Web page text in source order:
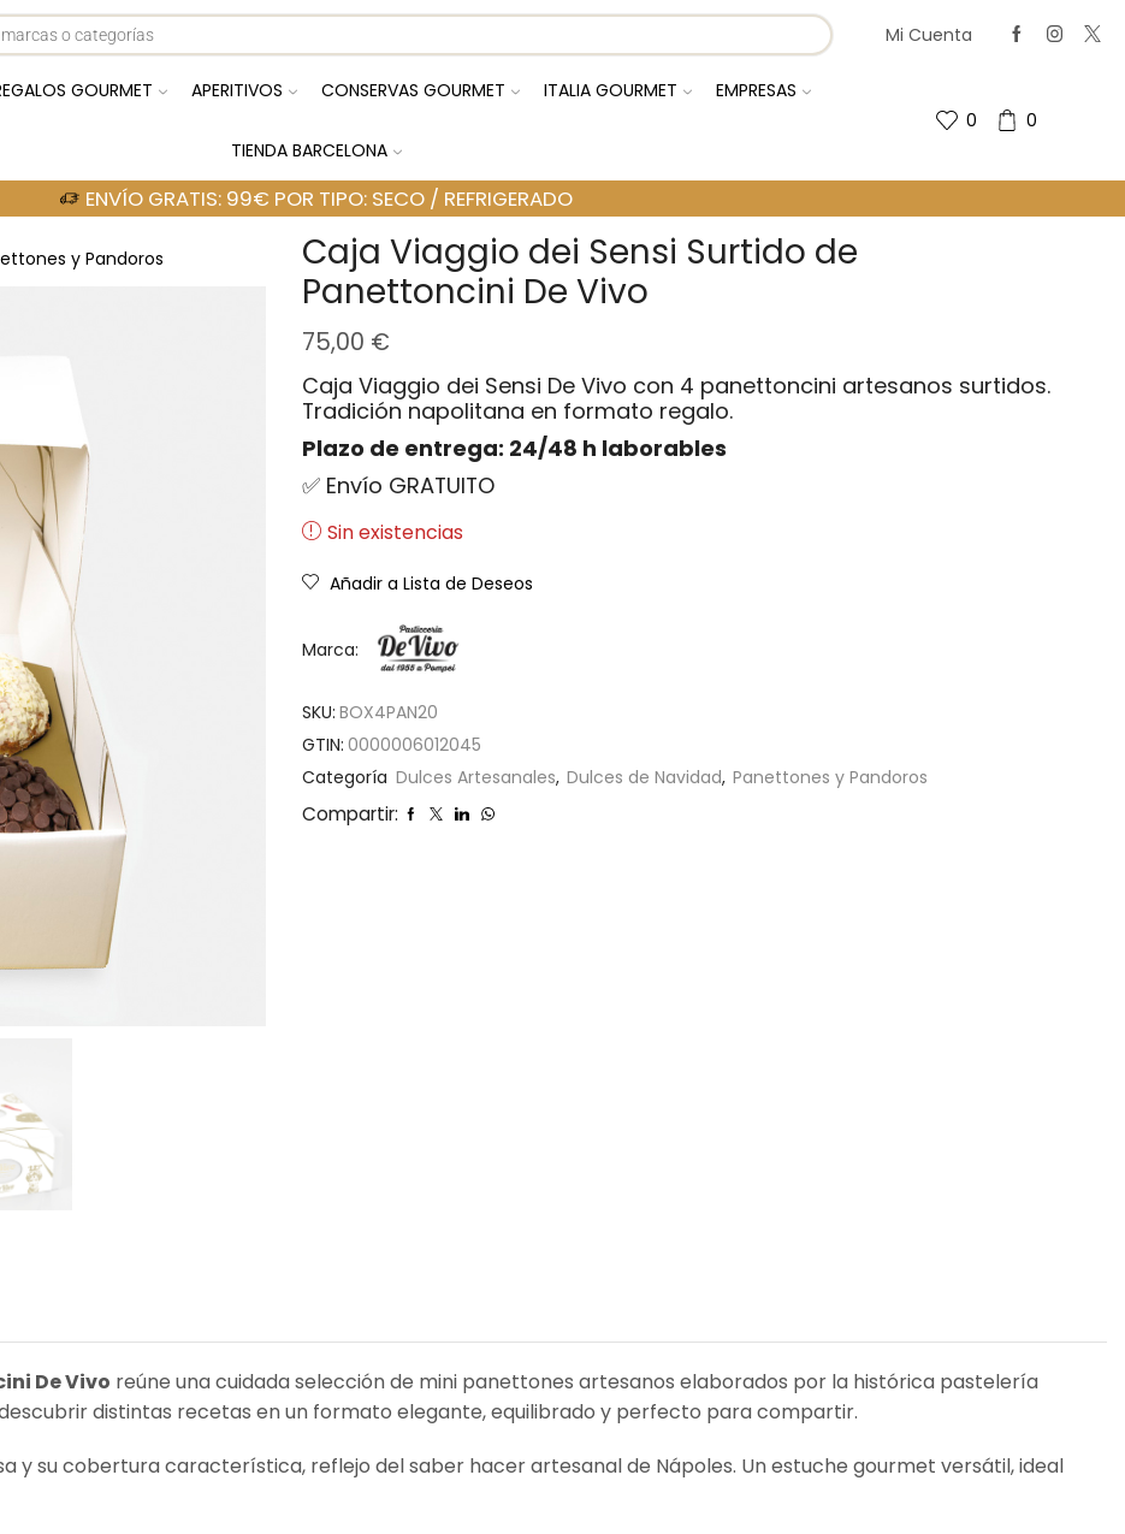
Mi Cuenta
GOURMET APERITIVOS CONSERVAS GOURMET ITALIA GOURMET EMPRESAS
TIENDA BARCELONA
0 0
ENVÍO GRATIS: 99€ POR TIPO: SECO / REFRIGERADO
y Pandoros
Caja Viaggio dei Sensi Surtido de
Panettoncini De Vivo
75,00 €
Caja Viaggio dei Sensi De Vivo con 4 panettoncini artesanos surtidos.
Tradición napolitana en formato regalo.
Plazo de entrega: 24/48 h laborables
✅ Envío GRATUITO
Sin existencias
Añadir a Lista de Deseos
Marca:
SKU: BOX4PAN20
GTIN: 0000006012045
Categoría Dulces Artesanales, Dulces de Navidad, Panettones y Pandoros
Compartir:
De Vivo reúne una cuidada selección de mini panettones artesanos elaborados por la histórica pastelería
distintas recetas en un formato elegante, equilibrado y perfecto para compartir.
y su cobertura característica, reflejo del saber hacer artesanal de Nápoles. Un estuche gourmet versátil, ideal